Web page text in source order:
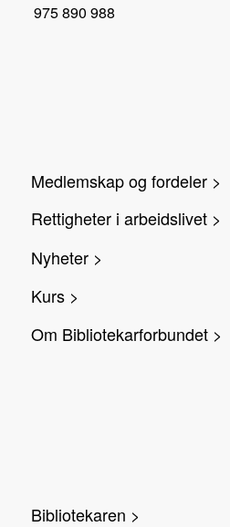
975 890 988
Medlemskap og fordeler >
Rettigheter i arbeidslivet >
Nyheter >
Kurs >
Om Bibliotekarforbundet >
Bibliotekaren >